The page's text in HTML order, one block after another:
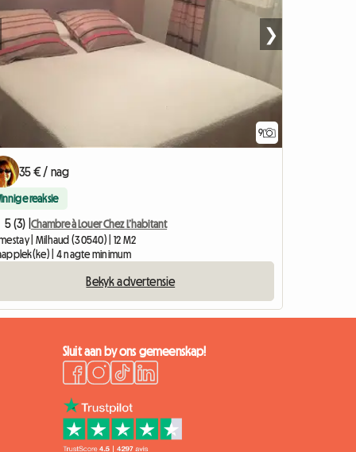
9
❯
35 € / nag
reaksie
5 (3) | Chambre à Louer Chez L’habitant
| Milhaud (30540) | 12 M2
| 4 nagte minimum
Bekyk advertensie
Sluit aan by ons gemeenskap!